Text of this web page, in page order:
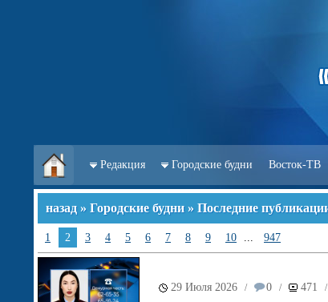
Редакция Городские будни Восток-ТВ
назад » Городские будни » Последние
1 2 3 4 5 6 7 8 9 10 ... 947
29 Июля 2026 / 0 / 471 /